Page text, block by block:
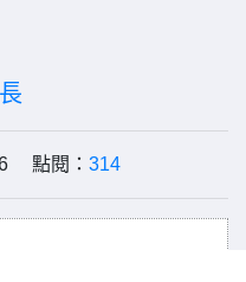
點閱： 314